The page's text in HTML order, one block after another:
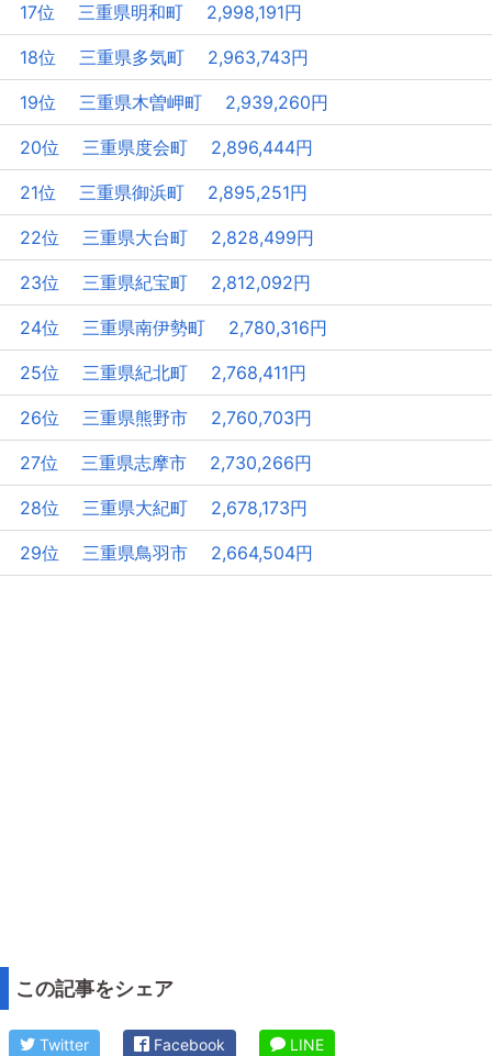
17位 三重県明和町 2,998,191円
18位 三重県多気町 2,963,743円
19位 三重県木曽岬町 2,939,260円
20位 三重県度会町 2,896,444円
21位 三重県御浜町 2,895,251円
22位 三重県大台町 2,828,499円
23位 三重県紀宝町 2,812,092円
24位 三重県南伊勢町 2,780,316円
25位 三重県紀北町 2,768,411円
26位 三重県熊野市 2,760,703円
27位 三重県志摩市 2,730,266円
28位 三重県大紀町 2,678,173円
29位 三重県鳥羽市 2,664,504円
この記事をシェア
Twitter Facebook LINE